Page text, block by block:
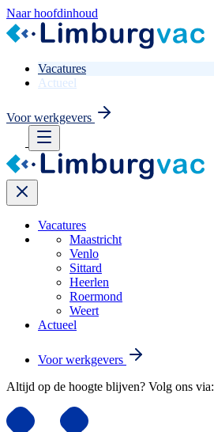
Naar hoofdinhoud
Vacatures
Actueel
Voor werkgevers
Vacatures
Maastricht
Venlo
Sittard
Heerlen
Roermond
Weert
Actueel
Voor werkgevers
Altijd op de hoogte blijven? Volg ons via: